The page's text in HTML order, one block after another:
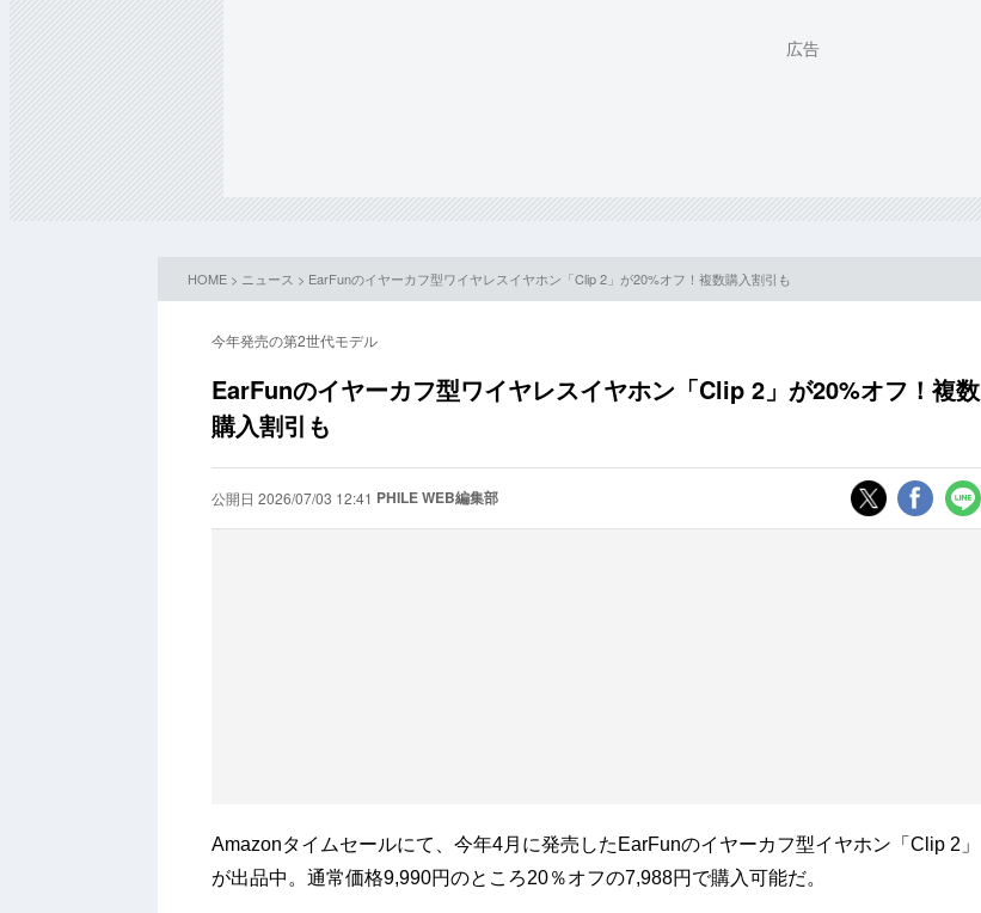
HOME > ニュース > EarFunのイヤーカフ型ワイヤレスイヤホン「Clip 2」が20%オフ！複数購入割引も
今年発売の第2世代モデル
EarFunのイヤーカフ型ワイヤレスイヤホン「Clip 2」が20%オフ！複数
購入割引も
公開日 2026/07/03 12:41 PHILE WEB編集部
Amazonタイムセールにて、今年4月に発売したEarFunのイヤーカフ型イヤホン「Clip 2」
が出品中。通常価格9,990円のところ20％オフの7,988円で購入可能だ。